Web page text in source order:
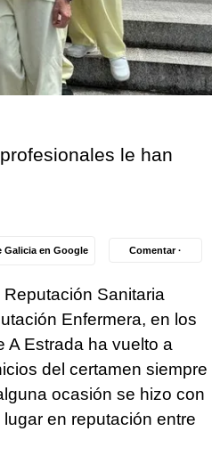
le han
Galicia en Google Comentar ·
Reputación Sanitaria
Enfermera, en los
A Estrada ha vuelto a
del certamen siempre
ocasión se hizo con
en reputación entre